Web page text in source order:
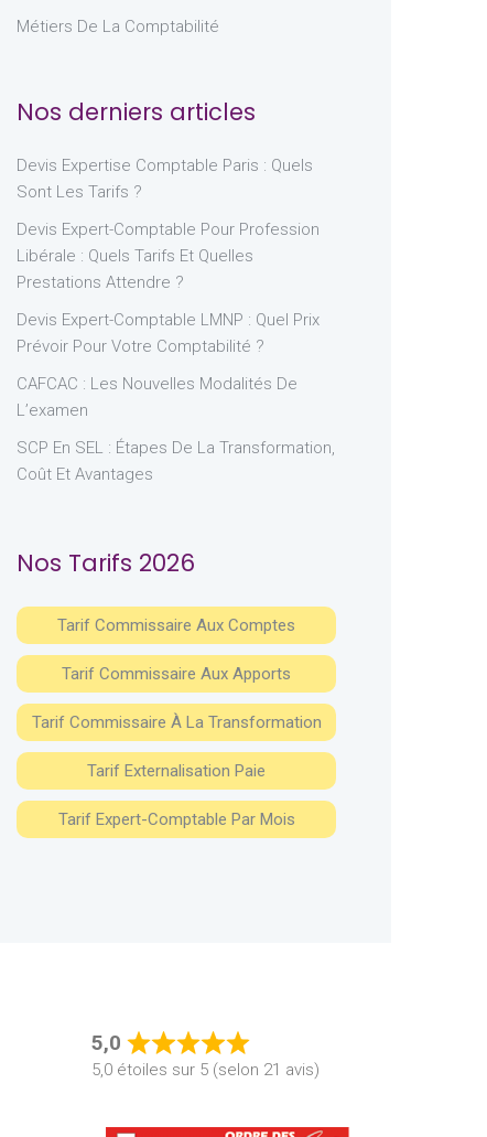
Métiers De La Comptabilité
Nos derniers articles
Devis Expertise Comptable Paris : Quels
Sont Les Tarifs ?
Devis Expert-Comptable Pour Profession
Libérale : Quels Tarifs Et Quelles
Prestations Attendre ?
Devis Expert-Comptable LMNP : Quel Prix
Prévoir Pour Votre Comptabilité ?
CAFCAC : Les Nouvelles Modalités De
L’examen
SCP En SEL : Étapes De La Transformation,
Coût Et Avantages
Nos Tarifs 2026
Tarif Commissaire Aux Comptes
Tarif Commissaire Aux Apports
Tarif Commissaire À La Transformation
Tarif Externalisation Paie
Tarif Expert-Comptable Par Mois
5,0
Rated
5,0
5,0 étoiles sur 5 (selon 21 avis)